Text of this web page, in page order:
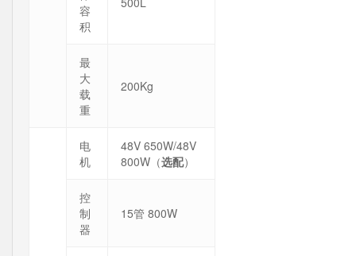
容
积
最
大
载
重
200Kg
电
机
48V 650W/48V
800W（选配）
控
制
器
15管 800W